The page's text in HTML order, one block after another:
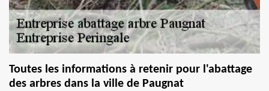
Toutes les informations à retenir pour l'abattage
des arbres dans la ville de Paugnat